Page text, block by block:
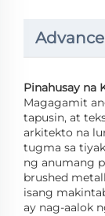
Pinahusay na
Magagamit
tapusin, at
arkitekto na
tugma sa
ng anumang
brushed
isang
ay nag-aalok